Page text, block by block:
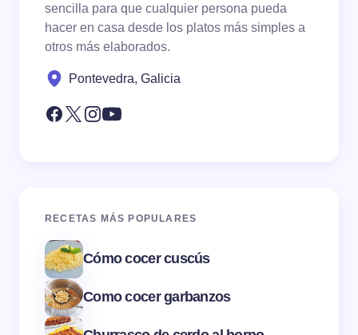
sencilla para que cualquier persona pueda
hacer en casa desde los platos más simples a
otros más elaborados.
Pontevedra, Galicia
RECETAS MÁS POPULARES
Cómo cocer cuscús
Como cocer garbanzos